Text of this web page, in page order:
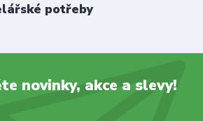
potřeby
novinky, akce a slevy!